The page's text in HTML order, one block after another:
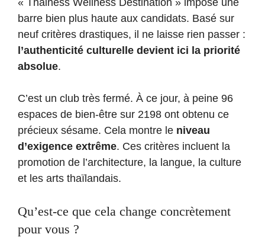
barre bien plus haute aux candidats. Basé sur
neuf critères drastiques, il ne laisse rien passer :
l’authenticité culturelle devient ici la priorité
absolue.
C’est un club très fermé. À ce jour, à peine 96
espaces de bien-être sur 2198 ont obtenu ce
précieux sésame. Cela montre le niveau
d’exigence extrême. Ces critères incluent la
promotion de l’architecture, la langue, la culture
et les arts thaïlandais.
Qu’est-ce que cela change concrètement
pour vous ?